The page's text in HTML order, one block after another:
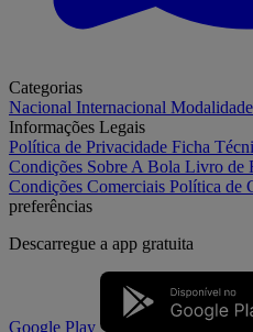
Categorias
Nacional Internacional
Informações Legais
Política de Privacidade Ficha
Condições Sobre A Bola Livro de
Condições Comerciais Política de
preferências
Descarregue a app gratuita
Google Play